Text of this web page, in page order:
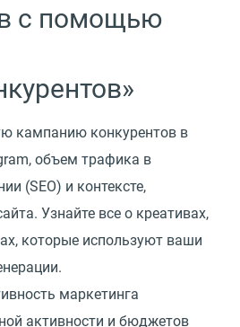
с помощью
кампанию конкурентов в
объем трафика в
(SEO) и контексте,
Узнайте все о креативах,
которые используют ваши
маркетинга
активности и бюджетов